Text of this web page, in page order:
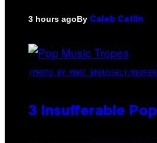
3 hours agoBy Caleb Catlin
(PHOTO BY MARC BROUSSELY/
3 Insufferable